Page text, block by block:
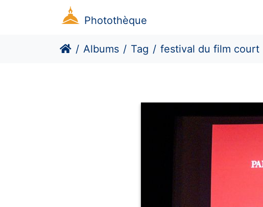
Photothèque
Albums Tag festival du film court